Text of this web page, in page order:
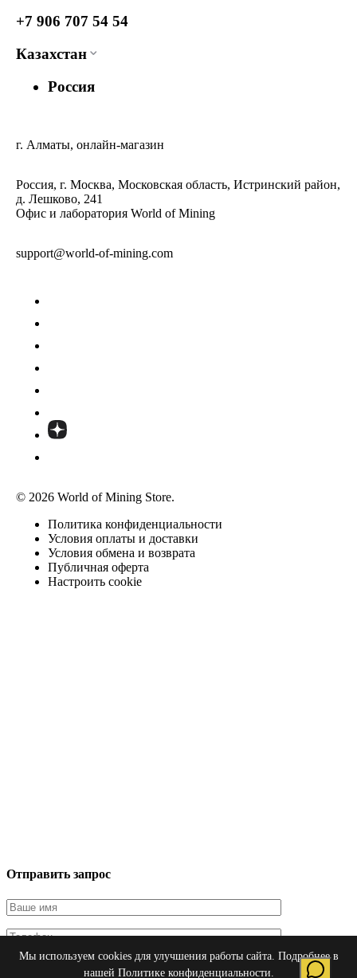
+7 906 707 54 54
Казахстан
Россия
г. Алматы, онлайн-магазин
Россия, г. Москва, Московская область, Истринский район,
д. Лешково, 241
Офис и лаборатория World of Mining
support@world-of-mining.com
© 2026 World of Mining Store.
Политика конфиденциальности
Условия оплаты и доставки
Условия обмена и возврата
Публичная оферта
Настроить cookie
Отправить запрос
Я даю согласие на обработку персональных данных в
Мы используем cookies для улучшения работы сайта. Подробнее в
нашей Политике конфиденциальности.